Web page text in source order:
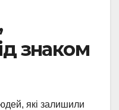
знаком
які залишили